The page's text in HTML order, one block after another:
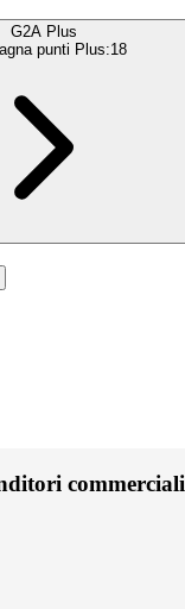
G2A Plus
punti Plus:18
commerciali